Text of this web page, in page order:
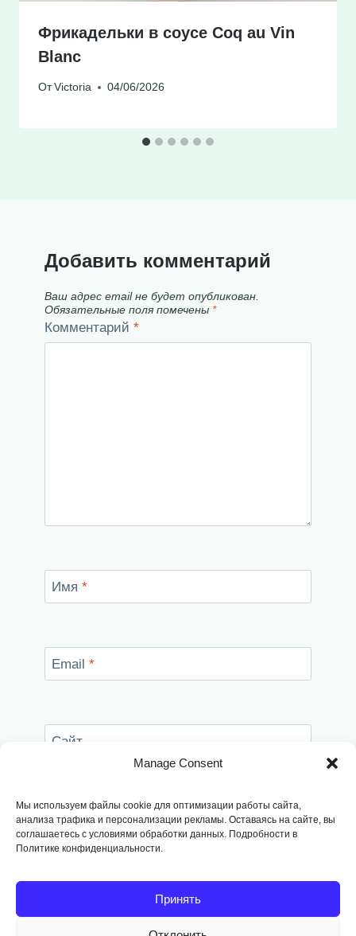
Manage Consent
Мы используем файлы cookie для оптимизации работы сайта,
анализа трафика и персонализации рекламы. Оставаясь на сайте, вы
соглашаетесь с условиями обработки данных. Подробности в
Политике конфиденциальности.
Принять
Фрикадельки в соусе Coq au Vin
Blanc
От Victoria 04/06/2026
Добавить комментарий
Ваш адрес email не будет опубликован.
Обязательные поля помечены *
Комментарий *
Имя *
Email *
Сайт
этом браузере для последующих моих
комментариев.